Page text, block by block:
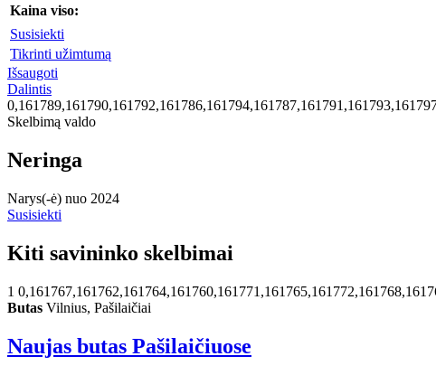
Kaina viso:
Susisiekti
Tikrinti užimtumą
Išsaugoti
Dalintis
Skelbimą valdo
Neringa
Narys(-ė) nuo 2024
Susisiekti
Kiti savininko skelbimai
1
Butas Vilnius, Pašilaičiai
Naujas butas Pašilaičiuose